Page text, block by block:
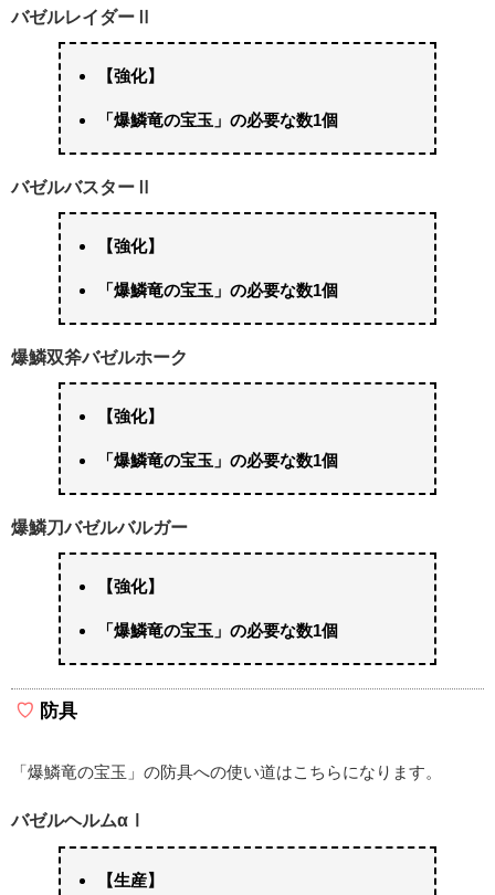
バゼルレイダーⅡ
【強化】
「爆鱗竜の宝玉」の必要な数1個
バゼルバスターⅡ
【強化】
「爆鱗竜の宝玉」の必要な数1個
爆鱗双斧バゼルホーク
【強化】
「爆鱗竜の宝玉」の必要な数1個
爆鱗刀バゼルバルガー
【強化】
「爆鱗竜の宝玉」の必要な数1個
防具
「爆鱗竜の宝玉」の防具への使い道はこちらになります。
バゼルヘルムαⅠ
【生産】